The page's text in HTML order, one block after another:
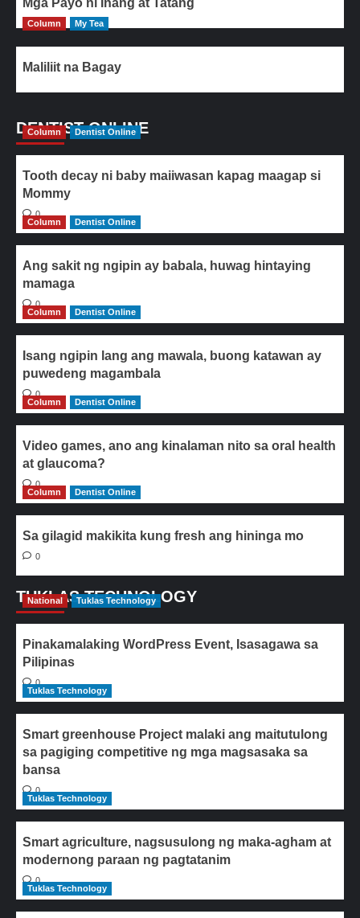
Mga Payo ni Inang at Tatang
Column My Tea
Maliliit na Bagay
DENTIST ONLINE
Column Dentist Online
Tooth decay ni baby maiiwasan kapag maagap si
Mommy
0
Column
Dentist Online
Ang sakit ng ngipin ay babala, huwag hintaying
mamaga
0
Column
Dentist Online
Isang ngipin lang ang mawala, buong katawan ay
puwedeng magambala
0
Column
Dentist Online
Video games, ano ang kinalaman nito sa oral health
at glaucoma?
0
Column
Dentist Online
Sa gilagid makikita kung fresh ang hininga mo
0
TUKLAS TECHNOLOGY
National Tuklas Technology
Pinakamalaking WordPress Event, Isasagawa sa
Pilipinas
0
Tuklas Technology
Smart greenhouse Project malaki ang maitutulong
sa pagiging competitive ng mga magsasaka sa
bansa
0
Tuklas Technology
Smart agriculture, nagsusulong ng maka-agham at
modernong paraan ng pagtatanim
0
Tuklas Technology